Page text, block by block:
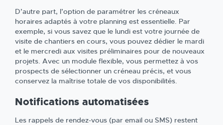
D’autre part, l’option de paramétrer les créneaux
horaires adaptés à votre planning est essentielle. Par
exemple, si vous savez que le lundi est votre journée de
visite de chantiers en cours, vous pouvez dédier le mardi
et le mercredi aux visites préliminaires pour de nouveaux
projets. Avec un module flexible, vous permettez à vos
prospects de sélectionner un créneau précis, et vous
conservez la maîtrise totale de vos disponibilités.
Notifications automatisées
Les rappels de rendez-vous (par email ou SMS) restent